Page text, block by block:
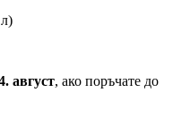
август, ако поръчате до